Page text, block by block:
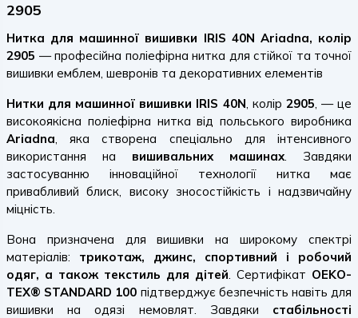
2905
Нитка для машинної вишивки IRIS 40N Ariadna, колір
2905 — професійна поліефірна нитка для стійкої та точної
вишивки емблем, шевронів та декоративних елементів
Нитки для машинної вишивки IRIS 40N, колір 2905, — це
високоякісна поліефірна нитка від польського виробника
Ariadna, яка створена спеціально для інтенсивного
використання на вишивальних машинах. Завдяки
застосуванню інноваційної технології нитка має
привабливий блиск, високу зносостійкість і надзвичайну
міцність.
Вона призначена для вишивки на широкому спектрі
матеріалів: трикотаж, джинс, спортивний і робочий
одяг, а також текстиль для дітей. Сертифікат OEKO-
TEX® STANDARD 100 підтверджує безпечність навіть для
вишивки на одязі немовлят. Завдяки стабільності